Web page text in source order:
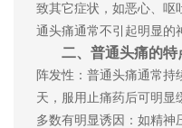
致其它症状，如恶心、呕
通头痛通常不引起明显的
二、普通头痛的特
阵发性：普通头痛通常持
天，服用止痛药后可明显
多数有明显诱因：如精神